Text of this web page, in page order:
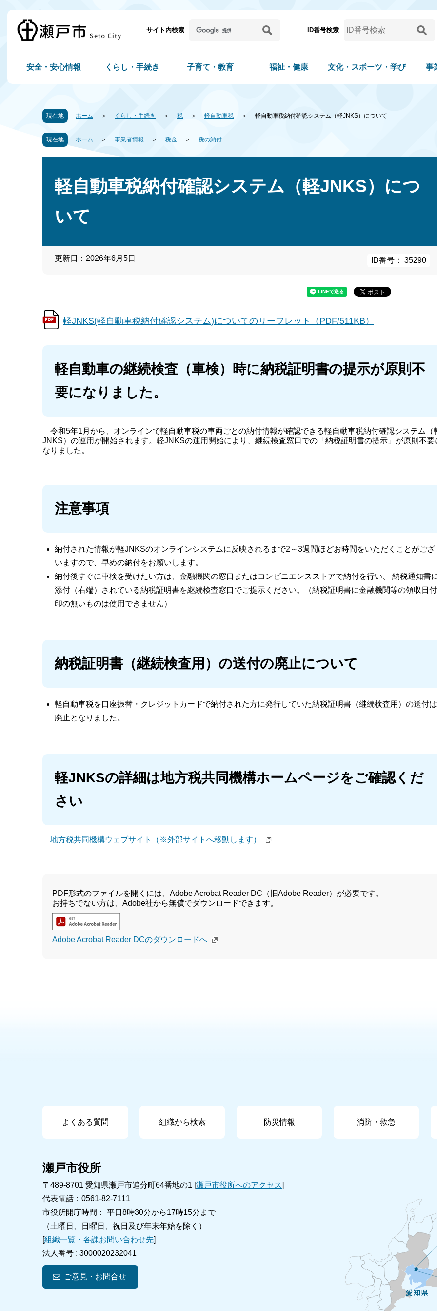
サイト内検索 ID番号検索
安全・安心情報 くらし・手続き 子育て・教育 福祉・健康 文化・スポーツ・学び 事
現在地 ホーム くらし・手続き 税 軽自動車税 軽自動車税納付確認システム（軽JNKS）について
現在地 ホーム 事業者情報 税金 税の納付
軽自動車税納付確認システム（軽JNKS）につ
いて
更新日：2026年6月5日 ID番号： 35290
軽JNKS(軽自動車税納付確認システム)についてのリーフレット（PDF/511KB）
軽自動車の継続検査（車検）時に納税証明書の提示が原則不
要になりました。
令和5年1月から、オンラインで軽自動車税の車両ごとの納付情報が確認できる軽自動車税納付確認システム（
JNKS）の運用が開始されます。軽JNKSの運用開始により、継続検査窓口での「納税証明書の提示」が原則不要
なりました。
注意事項
納付された情報が軽JNKSのオンラインシステムに反映されるまで2～3週間ほどお時間をいただくことがござ
いますので、早めの納付をお願いします。
納付後すぐに車検を受けたい方は、金融機関の窓口またはコンビニエンスストアで納付を行い、 納税通知書
添付（右端）されている納税証明書を継続検査窓口でご提示ください。（納税証明書に金融機関等の領収日付
印の無いものは使用できません）
納税証明書（継続検査用）の送付の廃止について
軽自動車税を口座振替・クレジットカードで納付された方に発行していた納税証明書（継続検査用）の送付は
廃止となりました。
軽JNKSの詳細は地方税共同機構ホームページをご確認くだ
さい
地方税共同機構ウェブサイト（※外部サイトへ移動します）
PDF形式のファイルを開くには、Adobe Acrobat Reader DC（旧Adobe Reader）が必要です。
お持ちでない方は、Adobe社から無償でダウンロードできます。
Adobe Acrobat Reader DCのダウンロードへ
よくある質問 組織から検索 防災情報 消防・救急
瀬戸市役所
〒489-8701 愛知県瀬戸市追分町64番地の1 [瀬戸市役所へのアクセス]
代表電話：0561-82-7111
市役所開庁時間： 平日8時30分から17時15分まで
（土曜日、日曜日、祝日及び年末年始を除く）
[組織一覧・各課お問い合わせ先]
法人番号 : 3000020232041
ご意見・お問合せ